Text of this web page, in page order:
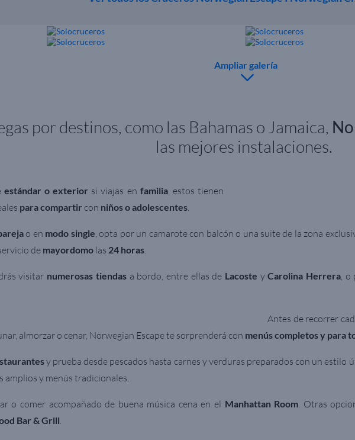
Ampliar galería
por destinos, como las Bahamas o Jamaica,
las mejores instalaciones.
estándar o exterior si viajas en familia, estos tienen
para compartir con niños o adolescentes.
o en modo single, opta por un camarote con balcón o una suite de la zona
de mayordomo las 24 horas.
visitar numerosas tiendas a bordo, entre ellas de Lacoste yCarolina Herrera, o
Antes de recorrer
almorzar o cenar, Norwegian Escape te sorprenderá con menús completos y para
y prueba desde pescados hasta carnes y verduras preparados con un estilo
amplios y menús tradicionales.
o comer acompañado de buena música cena en el Manhattan Room. Otras
Bar & Grill.